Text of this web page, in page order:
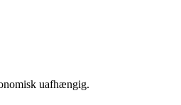
uafhængig.